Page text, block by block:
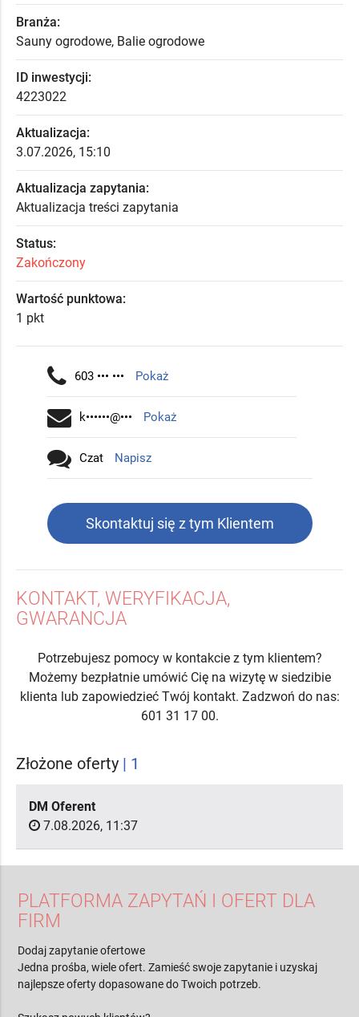
Branża:
Sauny ogrodowe, Balie ogrodowe
ID inwestycji:
4223022
Aktualizacja:
3.07.2026, 15:10
Aktualizacja zapytania:
Aktualizacja treści zapytania
Status:
Zakończony
Wartość punktowa:
1 pkt
603 ••• ••• Pokaż
k••••••@••• Pokaż
Czat Napisz
Skontaktuj się z tym Klientem
KONTAKT, WERYFIKACJA,
GWARANCJA
Potrzebujesz pomocy w kontakcie z tym klientem?
Możemy bezpłatnie umówić Cię na wizytę w siedzibie
klienta lub zapowiedzieć Twój kontakt. Zadzwoń do nas:
601 31 17 00.
Złożone oferty | 1
DM Oferent
7.08.2026, 11:37
PLATFORMA ZAPYTAŃ I OFERT DLA
FIRM
Dodaj zapytanie ofertowe
Jedna prośba, wiele ofert. Zamieść swoje zapytanie i uzyskaj
najlepsze oferty dopasowane do Twoich potrzeb.